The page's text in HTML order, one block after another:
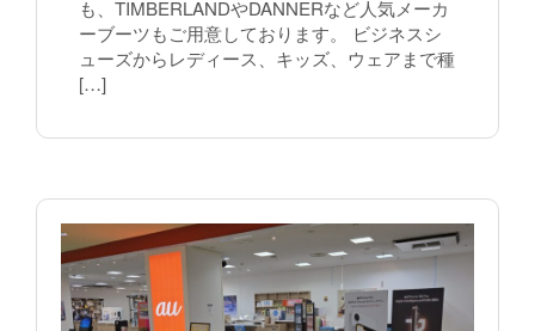
も、TIMBERLANDやDANNERなど人気メーカ
ーブーツもご用意しております。 ビジネスシ
ューズからレディース、キッズ、ウェアまで種
[…]